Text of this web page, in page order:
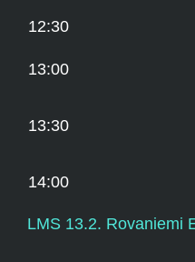
12:30
13:00
13:30
14:00
LMS 13.2. Rovaniemi